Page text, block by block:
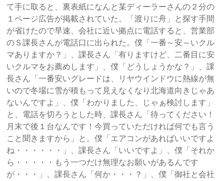
て手に取ると、裏表紙になんと某ディーラーさんの２分の
１ページ広告が掲載されていた。「渡りに舟」と探す手間
が省けたので早速、会社に近い拠点に電話すると、営業部
のＳ課長さんが電話口に出られた。僕「一番～安～いクル
マありますか？」、課長さん「有りますけど、二番目に安
いクルマをお薦めします」、僕「どうしょうかな？」、課
長さん「一番安いグレードは、リヤウインドウに熱線が無
いので冬場に雪が積もって見えなくなり北海道向きじゃあ
ないんですよ」、僕「わかりました、じゃぁ検討します」
と、電話を切ろうとした時、課長さん「待ってください！
月末で後１台なんです！今買っていただければ何でも言う
こと聞きますから」と。僕「エアコンがあればいいですよ
ね・・・・・・」、課長さん「いいですよ」、僕「それか
ら・・・・・もう一つだけ無理なお願いがあるんです
が・・・」、課長さん「何か・・・？」、僕「御社と会社